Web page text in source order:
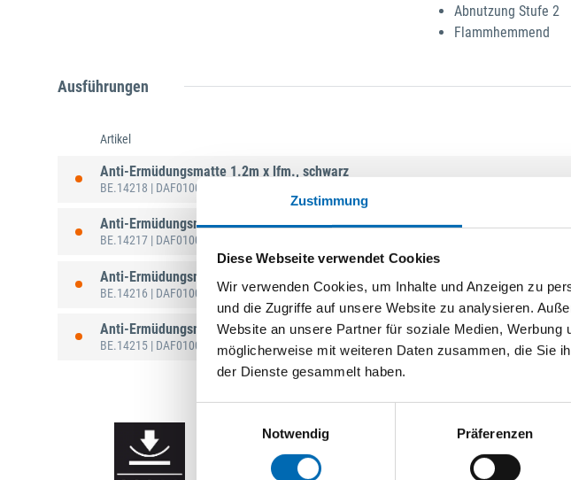
Zustimmung
Diese Webseite verwendet Cookies
Wir verwenden Cookies, um Inhalte und Anzeigen zu
und die Zugriffe auf unsere Website zu analysieren.
Website an unsere Partner für soziale Medien,
möglicherweise mit weiteren Daten zusammen, die Sie
der Dienste gesammelt haben.
Notwendig
Präferenzen
Abnutzung Stufe 2
Flammhemmend
Ausführungen
Artikel
Anti-Ermüdungsmatte 1.2m x lfm., schwarz
BE.14218 | DAF010005C
Anti-Ermüdungsmatte 0.9m x lfm., schwarz
BE.14217 | DAF010003C
Anti-Ermüdungsmatte 0.9m x 1.5m, schwarz
BE.14216 | DAF010002
Anti-Ermüdungsmatte 0.6m x 0.9m, schwarz
BE.14215 | DAF010001